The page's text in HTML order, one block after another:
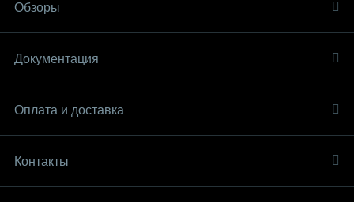
Обзоры
Документация
Оплата и доставка
Контакты